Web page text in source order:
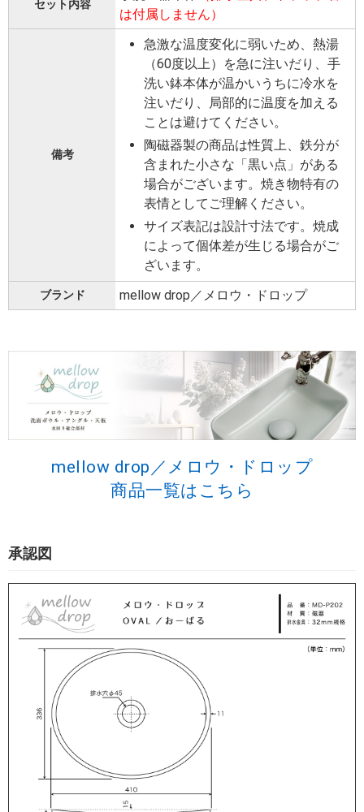
セット内容
は付属しません）
備考
急激な温度変化に弱いため、熱湯
（60度以上）を急に注いだり、手
洗い鉢本体が温かいうちに冷水を
注いだり、局部的に温度を加える
ことは避けてください。
陶磁器製の商品は性質上、鉄分が
含まれた小さな「黒い点」がある
場合がございます。焼き物特有の
表情としてご理解ください。
サイズ表記は設計寸法です。焼成
によって個体差が生じる場合がご
ざいます。
ブランド mellow drop／メロウ・ドロップ
mellow drop／メロウ・ドロップ
商品一覧はこちら
承認図